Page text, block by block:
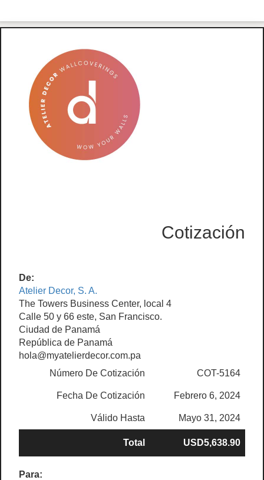
Cotización
De:
Atelier Decor, S. A.
The Towers Business Center, local 4
Calle 50 y 66 este, San Francisco.
Ciudad de Panamá
República de Panamá
hola@myatelierdecor.com.pa
Número De Cotización
COT-5164
Fecha De Cotización Febrero 6, 2024
Válido Hasta Mayo 31, 2024
Total USD5,638.90
Para: